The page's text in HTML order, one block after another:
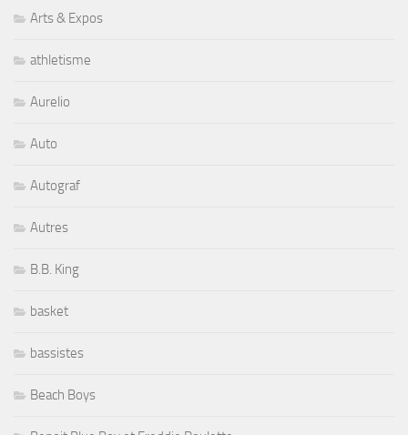
Arts & Expos
athletisme
Aurelio
Auto
Autograf
Autres
B.B. King
basket
bassistes
Beach Boys